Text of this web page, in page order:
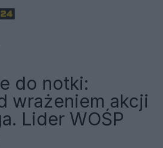
do notki:
wrażeniem akcji
Lider WOŚP